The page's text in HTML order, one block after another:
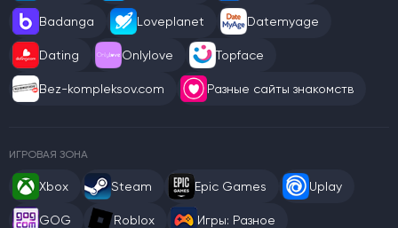
Badanga Loveplanet Datemyage
Dating Onlylove Topface
Bez-kompleksov.com Разные сайты знакомств
ИГРОВАЯ ЗОНА
Xbox Steam Epic Games Uplay
GOG Roblox Игры: Разное